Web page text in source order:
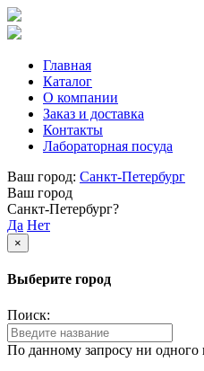
Главная
Каталог
О компании
Заказ и доставка
Контакты
Лабораторная посуда
Ваш город: Санкт-Петербург
Ваш город
Санкт-Петербург?
Да Нет
×
Выберите город
Поиск:
По данному запросу ни одного